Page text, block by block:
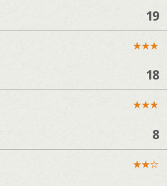
19
★★★
18
★★★
8
★★☆